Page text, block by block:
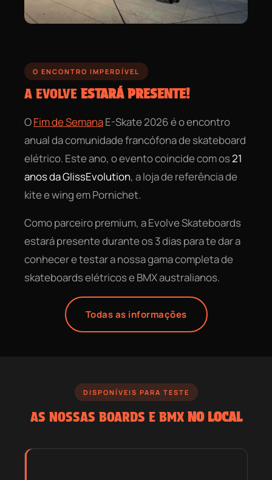
O ENCONTRO IMPERDÍVEL
A EVOLVE ESTARÁ PRESENTE!
OFim de SemanaE-Skate 2026 é o encontro
anual da comunidade francófona de skateboard
elétrico. Este ano, o evento coincide com os21
anos da GlissEvolution, a loja de referência de
kite e wing em Pornichet.
Como parceiro premium, a Evolve Skateboards
estará presente durante os 3 dias para te dar a
conhecer e testar a nossa gama completa de
skateboards elétricos e BMX australianos.
Todas as informações
DISPONÍVEIS PARA TESTE
AS NOSSAS BOARDS E BMX NO LOCAL